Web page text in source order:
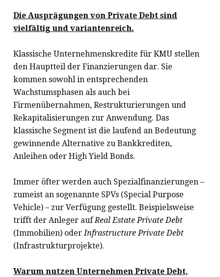
Die Ausprägungen von Private Debt sind
vielfältig und variantenreich.
Klassische Unternehmenskredite für KMU stellen
den Hauptteil der Finanzierungen dar. Sie
kommen sowohl in entsprechenden
Wachstumsphasen als auch bei
Firmenübernahmen, Restrukturierungen und
Rekapitalisierungen zur Anwendung. Das
klassische Segment ist die laufend an Bedeutung
gewinnende Alternative zu Bankkrediten,
Anleihen oder High Yield Bonds.
Immer öfter werden auch Spezialfinanzierungen –
zumeist an sogenannte SPVs (Special Purpose
Vehicle) – zur Verfügung gestellt. Beispielsweise
trifft der Anleger aufReal Estate Private Debt
(Immobilien) oderInfrastructure Private Debt
(Infrastrukturprojekte).
Warum nutzen Unternehmen Private Debt,